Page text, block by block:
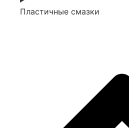
Пластичные смазки